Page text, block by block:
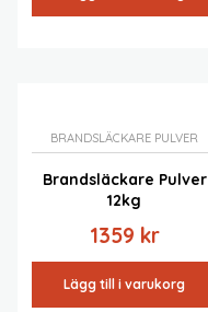
BRANDSLÄCKARE PULVER
Brandsläckare Pulver
12kg
1359 kr
Lägg till i varukorg